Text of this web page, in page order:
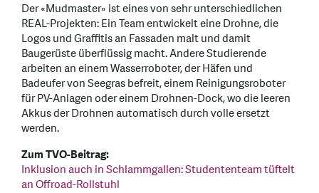
Der «Mudmaster» ist eines von sehr unterschiedlichen
REAL-Projekten: Ein Team entwickelt eine Drohne, die
Logos und Graffitis an Fassaden malt und damit
Baugerüste überflüssig macht. Andere Studierende
arbeiten an einem Wasserroboter, der Häfen und
Badeufer von Seegras befreit, einem Reinigungsroboter
für PV-Anlagen oder einem Drohnen-Dock, wo die leeren
Akkus der Drohnen automatisch durch volle ersetzt
werden.
Zum TVO-Beitrag:
Inklusion auch in Schlammgallen: Studententeam tüftelt
an Offroad-Rollstuhl